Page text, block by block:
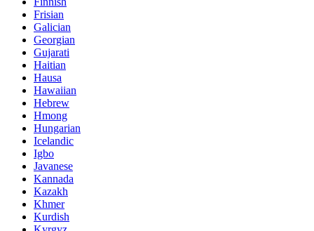
Frisian
Galician
Georgian
Gujarati
Haitian
Hausa
Hawaiian
Hebrew
Hmong
Hungarian
Icelandic
Igbo
Javanese
Kannada
Kazakh
Khmer
Kurdish